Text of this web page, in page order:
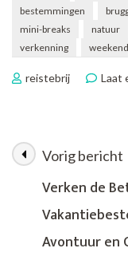
bestemmingen
mini-breaks
natuur
verkenning
reistebrij Laat
Vorig bericht
Verken de
Avontuur en